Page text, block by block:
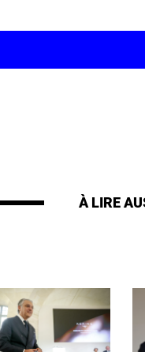
À LIRE